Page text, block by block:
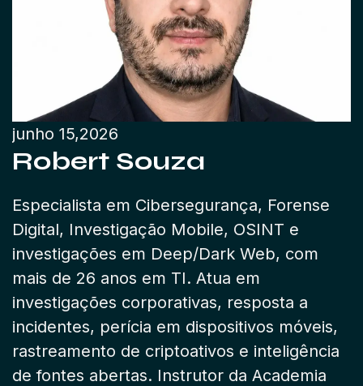
junho 15,2026
Robert Souza
Especialista em Cibersegurança, Forense
Digital, Investigação Mobile, OSINT e
investigações em Deep/Dark Web, com
mais de 26 anos em TI. Atua em
investigações corporativas, resposta a
incidentes, perícia em dispositivos móveis,
rastreamento de criptoativos e inteligência
de fontes abertas. Instrutor da Academia